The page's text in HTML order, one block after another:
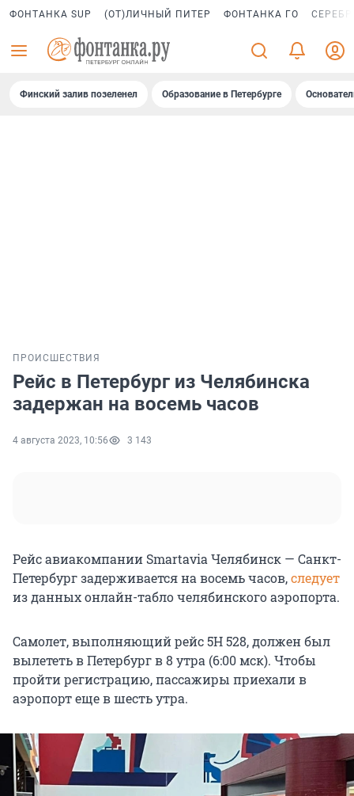
ФОНТАНКА SUP (ОТ)ЛИЧНЫЙ ПИТЕР ФОНТАНКА ГО
Финский залив позеленел Образование в Петербурге
ПРОИСШЕСТВИЯ
Рейс в Петербург из Челябинска
задержан на восемь часов
4 августа 2023, 10:56 3 143
Рейс авиакомпании Smartavia Челябинск — Санкт-
Петербург задерживается на восемь часов,следует
из данных онлайн-табло челябинского аэропорта.
Самолет, выполняющий рейс 5Н 528, должен был
вылететь в Петербург в 8 утра (6:00 мск). Чтобы
пройти регистрацию, пассажиры приехали в
аэропорт еще в шесть утра.